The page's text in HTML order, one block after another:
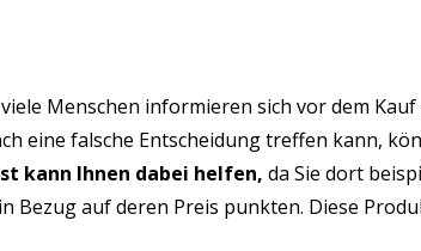
Menschen informieren sich vor dem
eine falsche Entscheidung treffen kann,
kann Ihnen dabei helfen, da Sie dort
auf deren Preis punkten. Diese